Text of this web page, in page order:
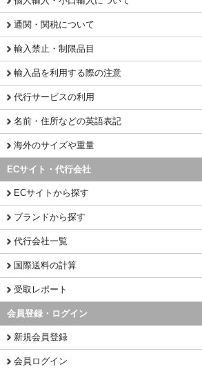
通関・関税について
輸入禁止・制限品目
輸入品を利用する際の注意
代行サービスの利用
名前・住所などの英語表記
海外のサイズや重量
ECサイト・代行会社
ECサイトから探す
ブランドから探す
代行会社一覧
国際送料の計算
受取レポート
会員登録・ログイン
新規会員登録
会員ログイン